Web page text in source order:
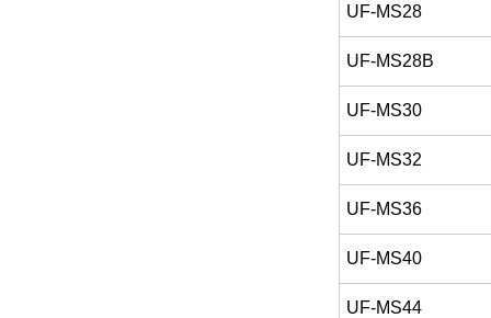
UF-MS28
UF-MS28B
UF-MS30
UF-MS32
UF-MS36
UF-MS40
UF-MS44